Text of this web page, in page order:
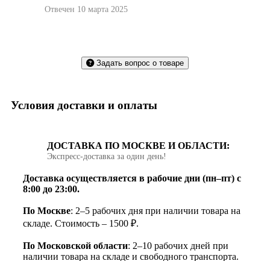
Отвечен 10 марта 2025
Задать вопрос о товаре
Условия доставки и оплаты
ДОСТАВКА ПО МОСКВЕ И ОБЛАСТИ:
Экспресс‑доставка за один день!
Доставка осуществляется в рабочие дни (пн–пт) с
8:00 до 23:00.
По Москве: 2–5 рабочих дня при наличии товара на
складе. Стоимость – 1500 ₽.
По Московской области: 2–10 рабочих дней при
наличии товара на складе и свободного транспорта.